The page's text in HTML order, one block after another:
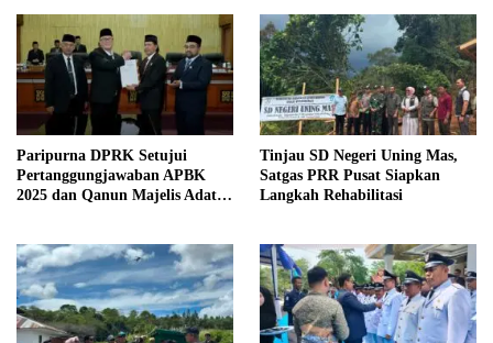
Paripurna DPRK Setujui
Pertanggungjawaban APBK
2025 dan Qanun Majelis Adat
Tinjau SD Negeri Uning Mas,
Satgas PRR Pusat Siapkan
Langkah Rehabilitasi